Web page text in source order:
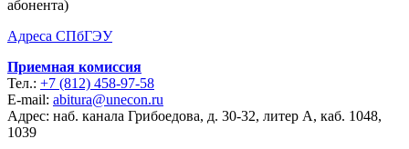
абонента)
Адреса СПбГЭУ
Приемная комиссия
Тел.: +7 (812) 458-97-58
E-mail: abitura@unecon.ru
Адрес: наб. канала Грибоедова, д. 30-32, литер А, каб. 1048,
1039